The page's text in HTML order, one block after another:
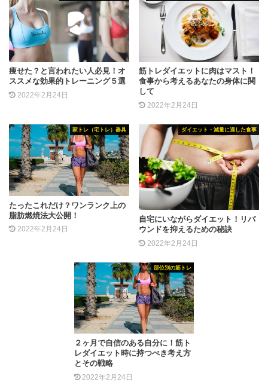
痩せた？と言われたい人必見！オ
ススメな効果的トレーニング５選
2022年2月24日
筋トレダイエットに肉はマスト！
食事から考えるあなたの身体に関
して
2022年2月24日
家トレ（宅トレ）器具
たったこれだけ？ワンランク上の
脂肪燃焼法大公開！
2022年2月24日
ダイエット・減量に適した食事
自宅にいながらダイエット！リバ
ウンドを抑えるための秘訣
2022年2月24日
部位別の筋トレ
２ヶ月で自信のある自分に！筋ト
レダイエット時に持つべき考え方
とその戦略
2022年2月24日